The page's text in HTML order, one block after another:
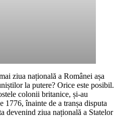
ziua națională a Românei așa
la putere? Orice este posibil.
colonii britanice, și-au
1776, înainte de a tranșa disputa
devenind ziua națională a Statelor